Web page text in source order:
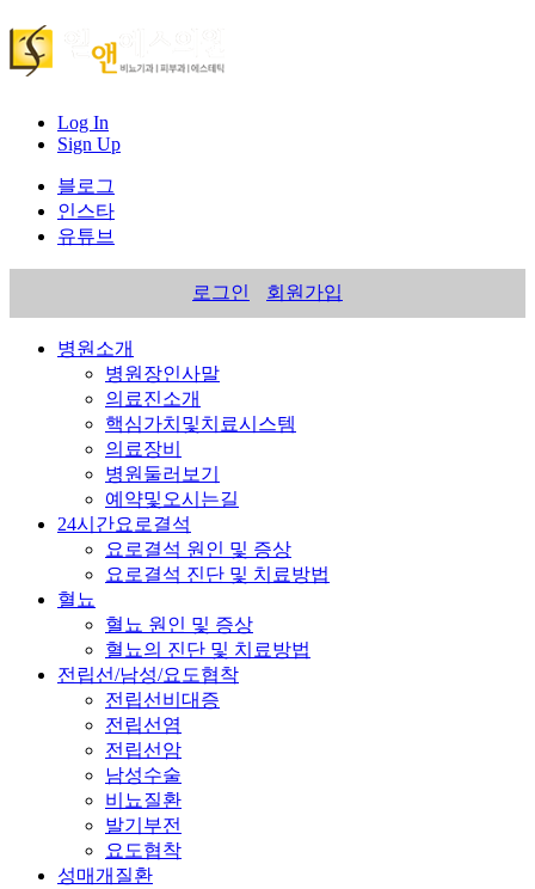
Log In
Sign Up
블로그
인스타
유튜브
로그인 회원가입
병원소개
병원장인사말
의료진소개
핵심가치및치료시스템
의료장비
병원둘러보기
예약및오시는길
24시간요로결석
요로결석 원인 및 증상
요로결석 진단 및 치료방법
혈뇨
혈뇨 원인 및 증상
혈뇨의 진단 및 치료방법
전립선/남성/요도협착
전립선비대증
전립선염
전립선암
남성수술
비뇨질환
발기부전
요도협착
성매개질환